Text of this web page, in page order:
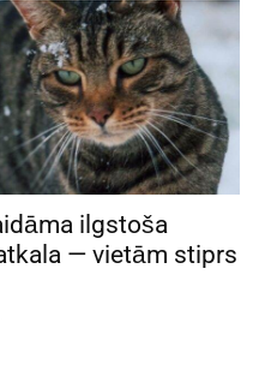
ilgstoša
— vietām stiprs